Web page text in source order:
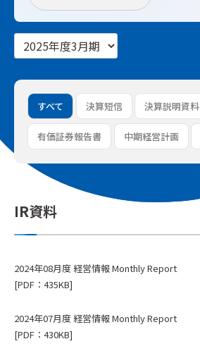
すべて 決算短信 決算説明資料
有価証券報告書 中期経営計画
IR資料
2024年08月度 経営情報 Monthly Report
[PDF：435KB]
2024年07月度 経営情報 Monthly Report
[PDF：430KB]